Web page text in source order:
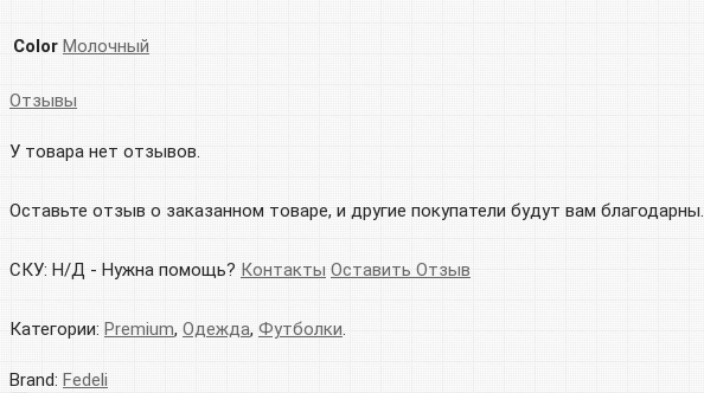
Color Молочный
Отзывы
У товара нет отзывов.
Оставьте отзыв о заказанном товаре, и другие покупатели будут вам благодарны.
СКУ: Н/Д - Нужна помощь? Контакты Оставить Отзыв
Категории: Premium, Одежда, Футболки.
Brand: Fedeli